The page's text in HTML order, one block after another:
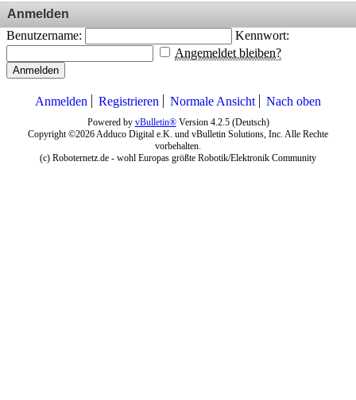
Anmelden
Benutzername:
Kennwort:
Angemeldet bleiben?
Anmelden
Anmelden Registrieren Normale Ansicht Nach oben
Powered by vBulletin®Version 4.2.5 (Deutsch)
Copyright ©2026 Adduco Digital e.K. und vBulletin Solutions, Inc. Alle Rechte
vorbehalten.
(c) Roboternetz.de - wohl Europas größte Robotik/Elektronik Community